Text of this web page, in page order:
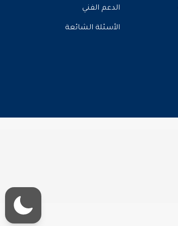
الدعم الفني
الأسئلة الشائعة